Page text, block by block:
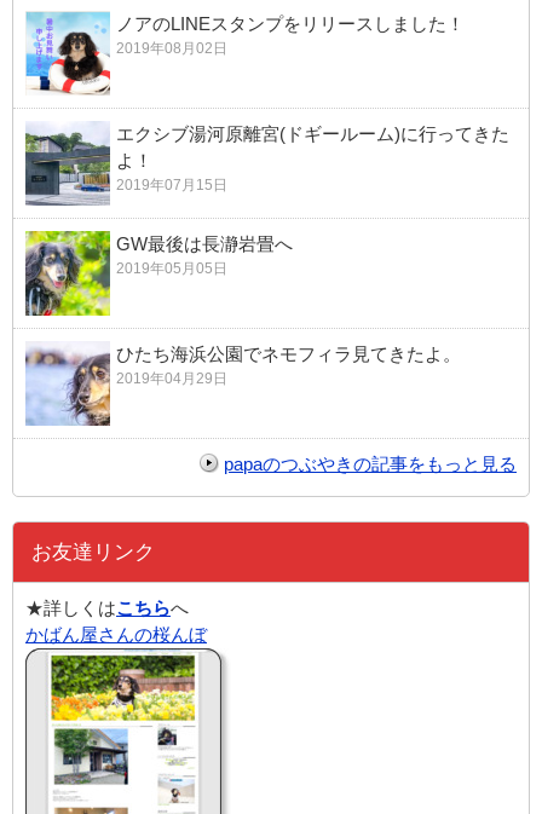
ノアのLINEスタンプをリリースしました！
2019年08月02日
エクシブ湯河原離宮(ドギールーム)に行ってきた
よ！
2019年07月15日
GW最後は長瀞岩畳へ
2019年05月05日
ひたち海浜公園でネモフィラ見てきたよ。
2019年04月29日
papaのつぶやきの記事をもっと見る
お友達リンク
★詳しくはこちらへ
かばん屋さんの桜んぼ